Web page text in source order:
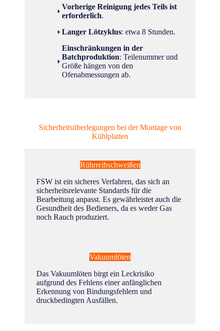
Vorherige Reinigung jedes Teils ist
erforderlich.
Langer Lötzyklus: etwa 8 Stunden.
Einschränkungen in der
Batchproduktion: Teilenummer und
Größe hängen von den
Ofenabmessungen ab.
Sicherheitsüberlegungen bei der Montage von
Kühlplatten
Rührreibschweißen
FSW ist ein sicheres Verfahren, das sich an
sicherheitsrelevante Standards für die
Bearbeitung anpasst. Es gewährleistet auch die
Gesundheit des Bedieners, da es weder Gas
noch Rauch produziert.
Vakuumlöten
Das Vakuumlöten birgt ein Leckrisiko
aufgrund des Fehlens einer anfänglichen
Erkennung von Bindungsfehlern und
druckbedingten Ausfällen.